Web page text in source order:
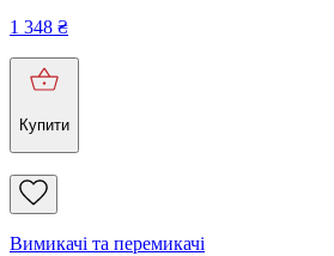
1 348 ₴
Купити
Вимикачі та перемикачі